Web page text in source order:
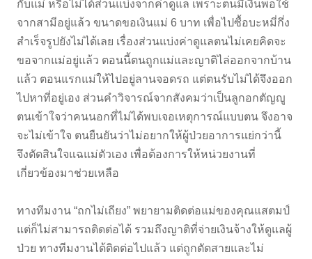
กับแม่ หรือไม่ได้ส่วนแบ่งจากค่าดูแล เพราะตนมีเงินพอใช้
จากสามีอยู่แล้ว ขนาดขอเงินแม่ 6 บาท เพื่อไปซื้อบะหมี่กึ่ง
สำเร็จรูปยังไม่ได้เลย เรื่องส่วนแบ่งค่าดูแลตนไม่เคยคิดจะ
ขอจากแม่อยู่แล้ว ตอนนี้ตนถูกแม่และญาติไล่ออกจากบ้าน
แล้ว ตอนแรกแม่ให้ไปอยู่ลานจอดรถ แต่ตนรับไม่ได้จึงออก
ไปหาที่อยู่เอง ส่วนคำวิจารณ์จากสังคมว่าเป็นลูกอกตัญญู
ตนเข้าใจว่าคนนอกที่ไม่ได้พบเจอเหตุการณ์แบบตน จึงอาจ
จะไม่เข้าใจ ตนยืนยันว่าไม่อยากให้ผู้ป่วยอาการแย่กว่านี้
จึงตัดสินใจแฉแม่ตัวเอง เพื่อต้องการให้หน่วยงานที่
เกี่ยวข้องมาช่วยเหลือ
ทางทีมงาน “ถกไม่เถียง” พยายามติดต่อแม่ของคุณแสตมป์
แต่ก็ไม่สามารถติดต่อได้ รวมถึงญาติที่จ่ายเงินจ้างให้ดูแลผู้
ป่วย ทางทีมงานได้ติดต่อไปแล้ว แต่ถูกตัดสายและไม่